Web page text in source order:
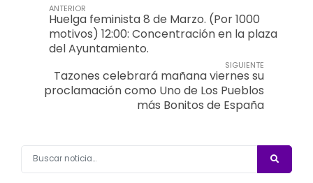
ANTERIOR
Huelga feminista 8 de Marzo. (Por 1000
motivos) 12:00: Concentración en la plaza
del Ayuntamiento.
SIGUIENTE
Tazones celebrará mañana viernes su
proclamación como Uno de Los Pueblos
más Bonitos de España